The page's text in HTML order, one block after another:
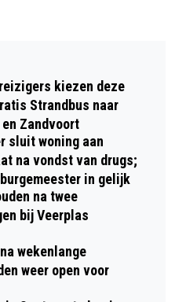
JAAP POP (84)
WONEN IN
kiezen deze
Strandbus naar
Zandvoort
sluit woning aan
na vondst van drugs;
in gelijk
na twee
bij Veerplas
wekenlange
weer open voor